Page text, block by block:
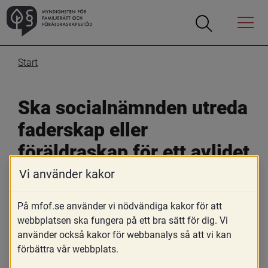
Öppna
Öppna
Menyn
Start
Ska socialnämnden utreda
faderskap eller
föräldraskap för ett avlidet
barn?
24 februari 2017
Skriv ut
Nej.
Vi använder kakor
På mfof.se använder vi nödvändiga kakor för att
webbplatsen ska fungera på ett bra sätt för dig. Vi
använder också kakor för webbanalys så att vi kan
förbättra vår webbplats.